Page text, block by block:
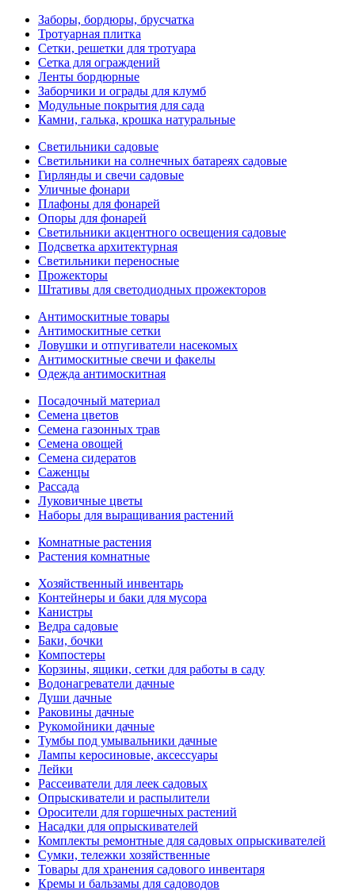
Заборы, бордюры, брусчатка
Тротуарная плитка
Сетки, решетки для тротуара
Сетка для ограждений
Ленты бордюрные
Заборчики и ограды для клумб
Модульные покрытия для сада
Камни, галька, крошка натуральные
Светильники садовые
Светильники на солнечных батареях садовые
Гирлянды и свечи садовые
Уличные фонари
Плафоны для фонарей
Опоры для фонарей
Светильники акцентного освещения садовые
Подсветка архитектурная
Светильники переносные
Прожекторы
Штативы для светодиодных прожекторов
Антимоскитные товары
Антимоскитные сетки
Ловушки и отпугиватели насекомых
Антимоскитные свечи и факелы
Одежда антимоскитная
Посадочный материал
Семена цветов
Семена газонных трав
Семена овощей
Семена сидератов
Саженцы
Рассада
Луковичные цветы
Наборы для выращивания растений
Комнатные растения
Растения комнатные
Хозяйственный инвентарь
Контейнеры и баки для мусора
Канистры
Ведра садовые
Баки, бочки
Компостеры
Корзины, ящики, сетки для работы в саду
Водонагреватели дачные
Души дачные
Раковины дачные
Рукомойники дачные
Тумбы под умывальники дачные
Лампы керосиновые, аксессуары
Лейки
Рассеиватели для леек садовых
Опрыскиватели и распылители
Оросители для горшечных растений
Насадки для опрыскивателей
Комплекты ремонтные для садовых опрыскивателей
Сумки, тележки хозяйственные
Товары для хранения садового инвентаря
Кремы и бальзамы для садоводов